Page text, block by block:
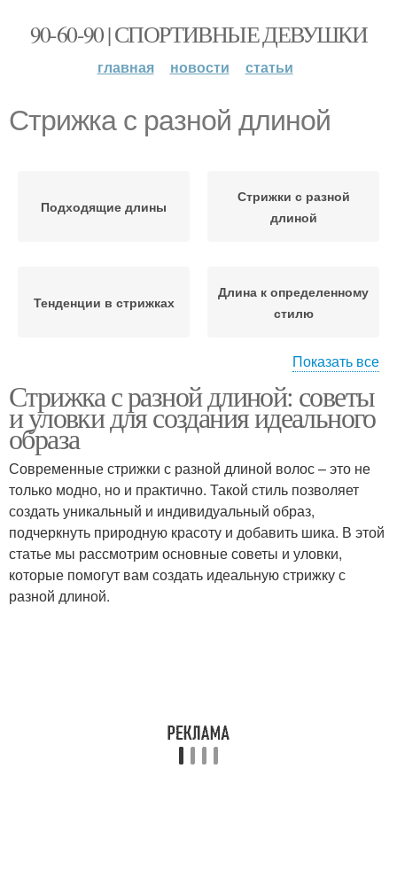
90-60-90 | СПОРТИВНЫЕ ДЕВУШКИ
главная новости статьи
Стрижка с разной длиной
Подходящие длины
Стрижки с разной
длиной
Тенденции в стрижках
Длина к определенному
стилю
выстригами
Средний длина
Длина на коротких
волосах
Промежуточная стрижка
Короткая стрижка
Показать все
Стрижка с разной длиной: советы
и уловки для создания идеального
образа
Современные стрижки с разной длиной волос – это не
только модно, но и практично. Такой стиль позволяет
создать уникальный и индивидуальный образ,
подчеркнуть природную красоту и добавить шика. В этой
статье мы рассмотрим основные советы и уловки,
которые помогут вам создать идеальную стрижку с
разной длиной.